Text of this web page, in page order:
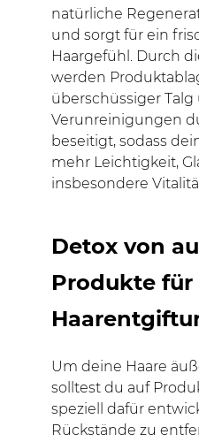
natürliche
und sorgt für ein
Haargefühl. Durch
werden
überschüssiger Talg
Verunreinigungen
beseitigt, sodass
mehr Leichtigkeit,
insbesondere
Detox von
Produkte für
Um deine Haare
solltest du auf
speziell dafür
Rückstände zu